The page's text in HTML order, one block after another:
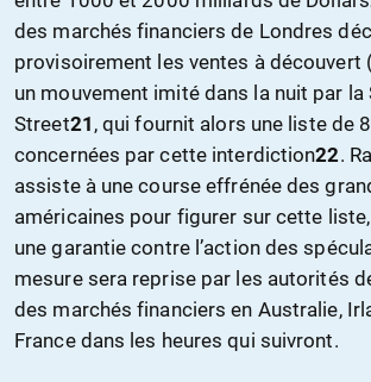
des marchés financiers de Londres
provisoirement les ventes à découvert
un mouvement imité dans la nuit par la
Street21 , qui fournit alors une liste de
concernées par cette interdiction22.
assiste à une course effrénée des
américaines pour figurer sur cette
une garantie contre l’action des
mesure sera reprise par les autorités
des marchés financiers en Australie,
France dans les heures qui suivront.